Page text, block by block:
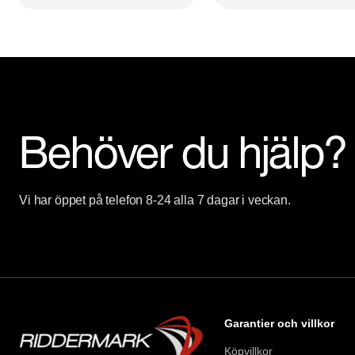
I Riddermark bil trygghetspaket ingår det extern garanti från
trygghet. Vid mer information kontakta någon av våra säljare
Välkommen till Riddermark Bil Linköping - Vi är Sveriges största
begagnade bilar! Hos oss hittar ni bilar i alla prisklasser och
levereras hem till din dörr inom 24 timmar! Ring oss på 013-
Köp, byt eller sälj din bil hos oss i Linköping. Eller använd dig av
bilaffären tryggt hemma hos dig. Våra chaufförer hämtar eller
Mån-sön 08.00-00.00.
Behöver du hjälp?
Vi har öppet på telefon 8-24 alla 7 dagar i veckan.
Garantier och villkor
Köpvillkor